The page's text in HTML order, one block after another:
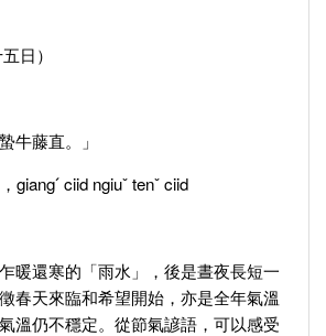
日）
牛藤直。」
，giangˊ ciid ngiuˇ tenˇ ciid
暖還寒的「雨水」，後是晝夜長短一
春天來臨和希望開始，亦是全年氣溫
溫仍不穩定。從節氣諺語，可以感受